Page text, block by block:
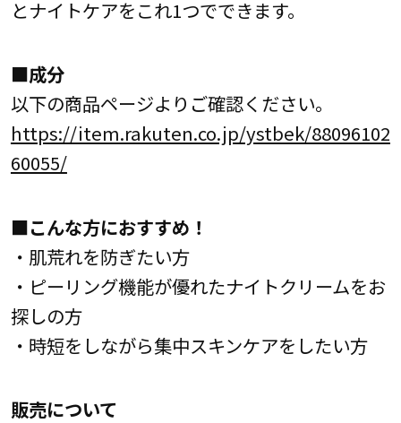
とナイトケアをこれ1つでできます。
■成分
以下の商品ページよりご確認ください。
https://item.rakuten.co.jp/ystbek/88096102
60055/
■こんな方におすすめ！
・肌荒れを防ぎたい方
・ピーリング機能が優れたナイトクリームをお
探しの方
・時短をしながら集中スキンケアをしたい方
販売について